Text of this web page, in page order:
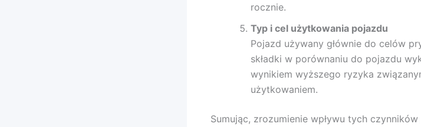
rocznie.
Typ i cel użytkowania pojazdu
Pojazd używany głównie do celów
składki w porównaniu do pojazdu
wynikiem wyższego ryzyka
użytkowaniem.
Sumując, zrozumienie wpływu tych